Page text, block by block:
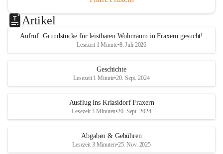
Artikel
Aufruf: Grundstücke für leistbaren Wohnraum in Fraxern gesucht!
Lesezeit 1 Minute•8. Juli 2026
Geschichte
Lesezeit 1 Minute•20. Sept. 2024
Ausflug ins Kriasidorf Fraxern
Lesezeit 3 Minuten•20. Sept. 2024
Abgaben & Gebühren
Lesezeit 3 Minuten•25. Nov. 2025